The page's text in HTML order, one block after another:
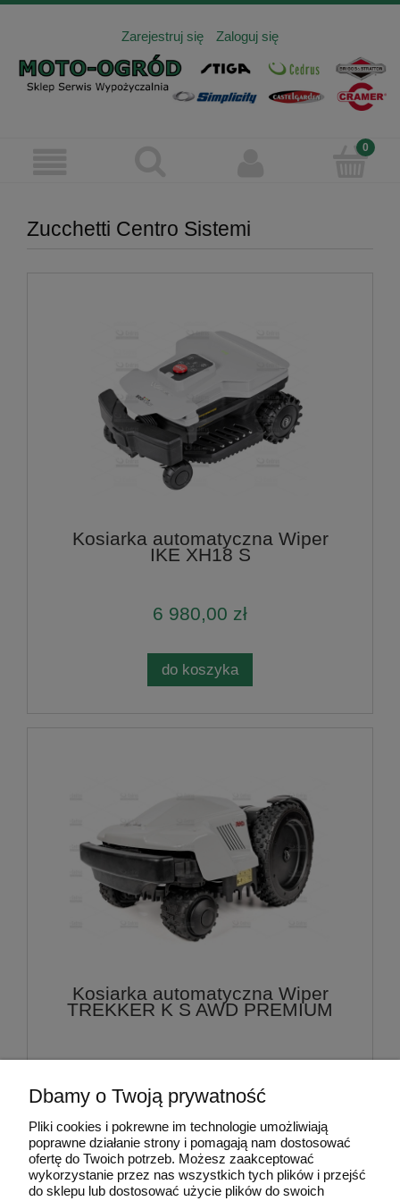
Zarejestruj się Zaloguj się
Zucchetti Centro Sistemi
Kosiarka automatyczna Wiper
IKE XH18 S
6 980,00 zł
do koszyka
Kosiarka automatyczna Wiper
TREKKER K S AWD PREMIUM
do koszyka
Dbamy o Twoją prywatność
Pliki cookies i pokrewne im technologie umożliwiają
poprawne działanie strony i pomagają nam dostosować
ofertę do Twoich potrzeb. Możesz zaakceptować
wykorzystanie przez nas wszystkich tych plików i przejść
do sklepu lub dostosować użycie plików do swoich